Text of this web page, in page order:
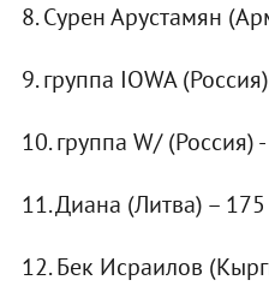
8. Сурен Арустамян
9. группа IOWA
10. группа W/ (Россия)
11. Диана (Литва) – 175
12. Бек Исраилов